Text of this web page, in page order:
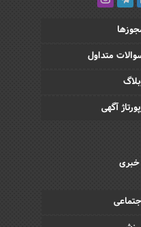
متداول
آگهی